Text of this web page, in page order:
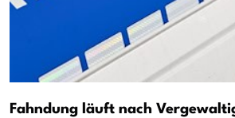
Fahndung läuft nach